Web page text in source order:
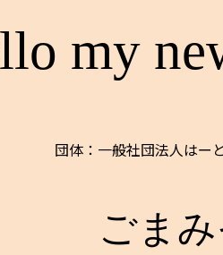
my
団体：一般社団法人はー
ごま